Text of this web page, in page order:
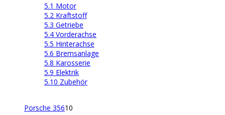
5.1 Motor
5.2 Kraftstoff
5.3 Getriebe
5.4 Vorderachse
5.5 Hinterachse
5.6 Bremsanlage
5.8 Karosserie
5.9 Elektrik
5.10 Zubehör
Porsche 35610